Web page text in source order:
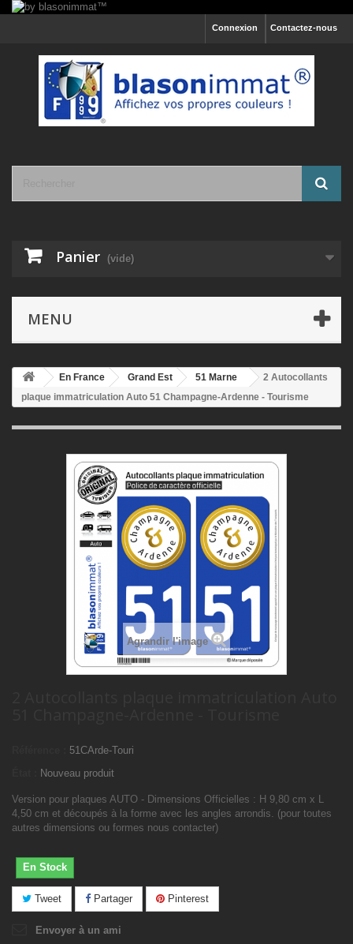
Contactez-nous
Connexion
Panier (vide)
MENU
En France Grand Est 51 Marne
2 Autocollants
plaque immatriculation Auto 51 Champagne-Ardenne - Tourisme
Agrandir l'image
51CArde-Touri
Nouveau produit
Version pour plaques AUTO - Dimensions Officielles : H 9,80 cm x L
4,50 cm et découpés à la forme avec les angles arrondis. (pour toutes
autres dimensions ou formes nous contacter)
En Stock
Tweet Partager Pinterest
Envoyer à un ami